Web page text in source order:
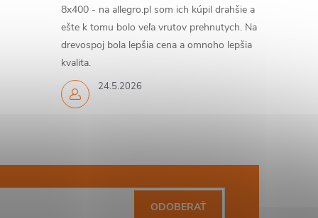
24.5.2026
8x400 - na allegro.pl som ich kúpil drahšie a
ešte k tomu bolo veľa vrutov prehnutych. Na
drevospoj bola lepšia cena a omnoho lepšia
kvalita.
ODOBERAŤ